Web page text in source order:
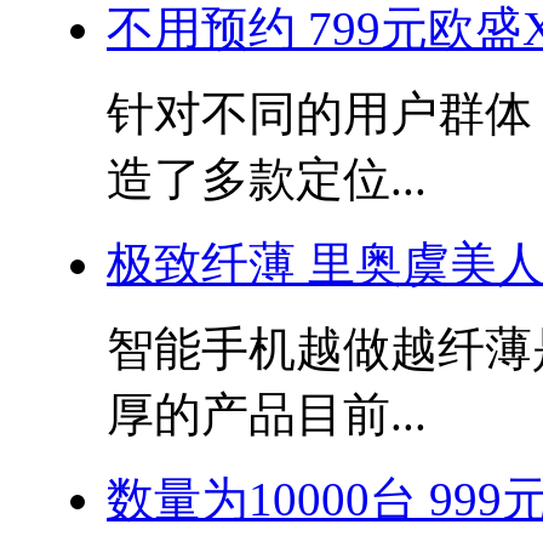
不用预约 799元欧
针对不同的用户群
造了多款定位...
极致纤薄 里奥虞美
智能手机越做越纤
厚的产品目前...
数量为10000台 999